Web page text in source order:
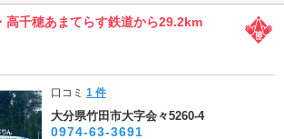
高千穂あまてらす鉄道から29.2km
口コミ1 件
大分県竹田市大字会々5260-4
0974-63-3691